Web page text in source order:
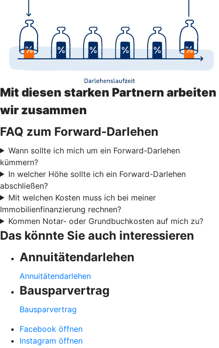
Mit diesen starken Partnern arbeiten
wir zusammen
FAQ zum Forward-Darlehen
Wann sollte ich mich um ein Forward-Darlehen
kümmern?
In welcher Höhe sollte ich ein Forward-Darlehen
abschließen?
Mit welchen Kosten muss ich bei meiner
Immobilienfinanzierung rechnen?
Kommen Notar- oder Grundbuchkosten auf mich zu?
Das könnte Sie auch interessieren
Annuitätendarlehen
Annuitätendarlehen
Bausparvertrag
Bausparvertrag
Facebook öffnen
Instagram öffnen